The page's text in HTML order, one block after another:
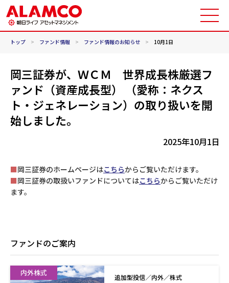
トップ > ファンド情報 > ファンド情報のお知らせ > 10月1日
岡三証券が、ＷＣＭ 世界成長株厳選フ
ァンド（資産成長型） （愛称：ネクス
ト・ジェネレーション）の取り扱いを開
始しました。
2025年10月1日
■岡三証券のホームページはこちらからご覧いただけます。
■岡三証券の取扱いファンドについてはこちらからご覧いただけ
ます。
ファンドのご案内
内外株式 追加型投信／内外／株式